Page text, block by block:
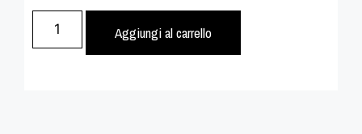
Aggiungi al carrello